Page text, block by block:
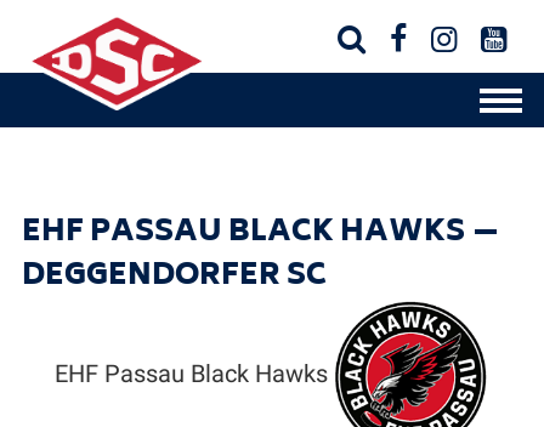
   
EHF PASSAU BLACK HAWKS —
DEGGENDORFER SC
EHF Passau Black Hawks